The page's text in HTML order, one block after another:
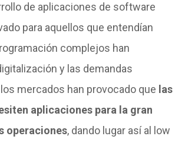
de aplicaciones de software
para aquellos que entendían
complejos han
y las demandas
mercados han provocado que las
aplicaciones para la gran
operaciones, dando lugar así al low